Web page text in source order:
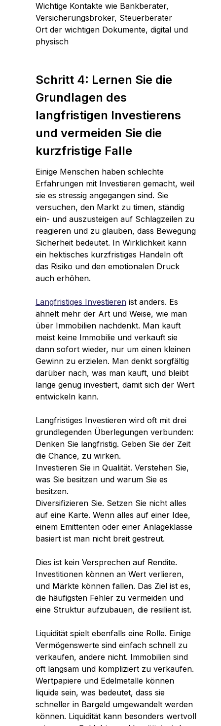
Wichtige Kontakte wie Bankberater,
Versicherungsbroker, Steuerberater
Ort der wichtigen Dokumente, digital und
physisch
Schritt 4: Lernen Sie die
Grundlagen des
langfristigen Investierens
und vermeiden Sie die
kurzfristige Falle
Einige Menschen haben schlechte
Erfahrungen mit Investieren gemacht, weil
sie es stressig angegangen sind. Sie
versuchen, den Markt zu timen, ständig
ein- und auszusteigen auf Schlagzeilen zu
reagieren und zu glauben, dass Bewegung
Sicherheit bedeutet. In Wirklichkeit kann
ein hektisches kurzfristiges Handeln oft
das Risiko und den emotionalen Druck
auch erhöhen.
Langfristiges Investieren ist anders. Es
ähnelt mehr der Art und Weise, wie man
über Immobilien nachdenkt. Man kauft
meist keine Immobilie und verkauft sie
dann sofort wieder, nur um einen kleinen
Gewinn zu erzielen. Man denkt sorgfältig
darüber nach, was man kauft, und bleibt
lange genug investiert, damit sich der Wert
entwickeln kann.
Langfristiges Investieren wird oft mit drei
grundlegenden Überlegungen verbunden:
Denken Sie langfristig. Geben Sie der Zeit
die Chance, zu wirken.
Investieren Sie in Qualität. Verstehen Sie,
was Sie besitzen und warum Sie es
besitzen.
Diversifizieren Sie. Setzen Sie nicht alles
auf eine Karte. Wenn alles auf einer Idee,
einem Emittenten oder einer Anlageklasse
basiert ist man nicht breit gestreut.
Dies ist kein Versprechen auf Rendite.
Investitionen können an Wert verlieren,
und Märkte können fallen. Das Ziel ist es,
die häufigsten Fehler zu vermeiden und
eine Struktur aufzubauen, die resilient ist.
Liquidität spielt ebenfalls eine Rolle. Einige
Vermögenswerte sind einfach schnell zu
verkaufen, andere nicht. Immobilien sind
oft langsam und kompliziert zu verkaufen.
Wertpapiere und Edelmetalle können
liquide sein, was bedeutet, dass sie
schneller in Bargeld umgewandelt werden
können. Liquidität kann besonders wertvoll